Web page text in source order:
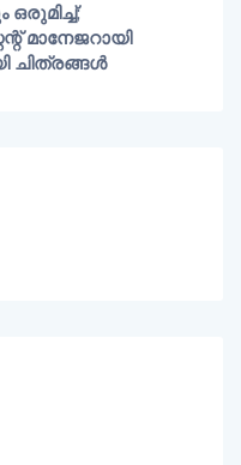
മാനേജറായി
ചിത്രങ്ങൾ